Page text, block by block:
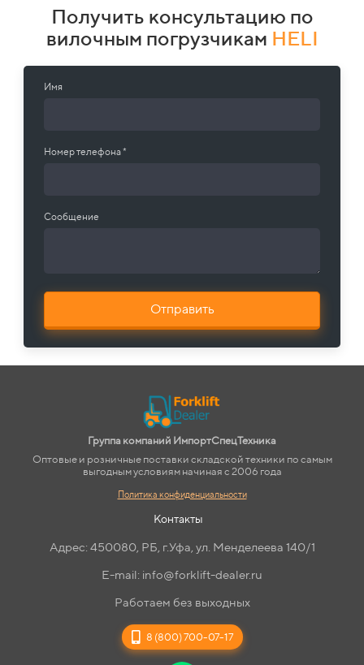
Получить консультацию по
вилочным погрузчикам HELI
Имя
Номер телефона *
Сообщение
Отправить
Группа компаний ИмпортСпецТехника
Оптовые и розничные поставки складской техники по самым
выгодным условиям начиная с 2006 года
Политика конфиденциальности
Контакты
Адрес: 450080, РБ, г.Уфа, ул. Менделеева 140/1
E-mail: info@forklift-dealer.ru
Работаем без выходных
8 (800) 700-07-17